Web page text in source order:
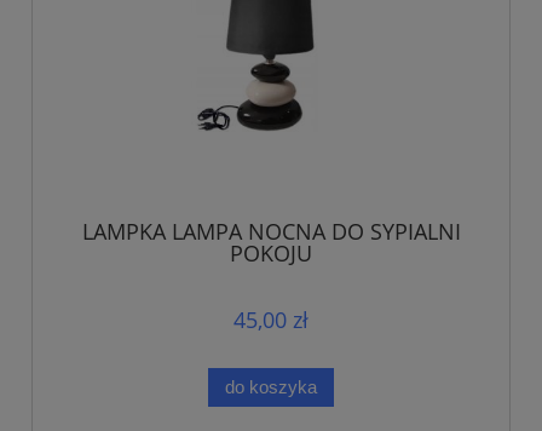
LAMPKA LAMPA NOCNA DO SYPIALNI
POKOJU
45,00 zł
do koszyka